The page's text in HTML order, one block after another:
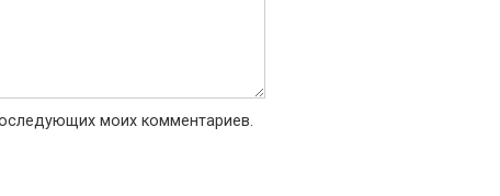
моих комментариев.